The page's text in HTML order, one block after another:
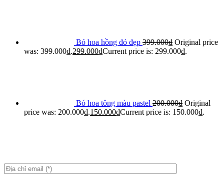
Bó hoa hồng đỏ đẹp 399.000₫ Original price
was: 399.000₫.299.000₫Current price is: 299.000₫.
Bó hoa tông màu pastel 200.000₫ Original
price was: 200.000₫.150.000₫Current price is: 150.000₫.